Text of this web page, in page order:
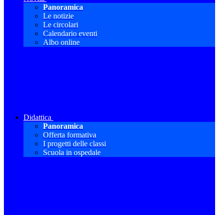
Panoramica
Le notizie
Le circolari
Calendario eventi
Albo online
Didattica
Panoramica
Offerta formativa
I progetti delle classi
Scuola in ospedale